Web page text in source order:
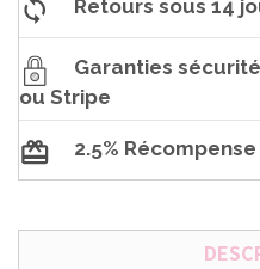
Retours sous 14
Garanties sécurité
ou Stripe
2.5%